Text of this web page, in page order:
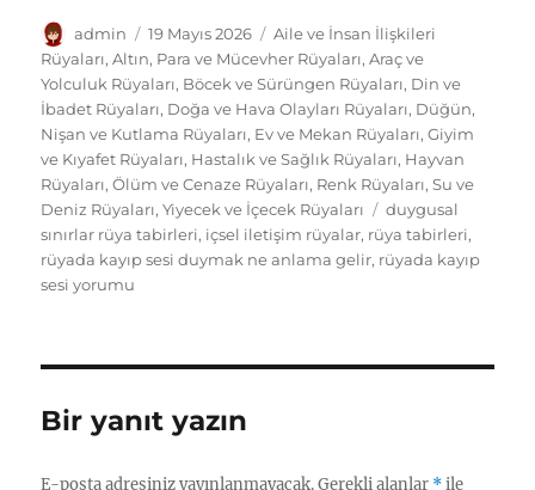
Yazar
admin
Yayın
tarihi
19 Mayıs 2026 Kategoriler
Aile ve İnsan İlişkileri
Rüyaları,Altın, Para ve Mücevher Rüyaları,Araç ve
Yolculuk Rüyaları, Böcek ve Sürüngen Rüyaları, Din ve
İbadet Rüyaları, Doğa ve Hava Olayları Rüyaları, Düğün,
Nişan ve Kutlama Rüyaları, Ev ve Mekan Rüyaları,Giyim
ve Kıyafet Rüyaları, Hastalık ve Sağlık Rüyaları, Hayvan
Rüyaları,Ölüm ve Cenaze Rüyaları, Renk Rüyaları,Su ve
Deniz Rüyaları,Yiyecek ve İçecek Rüyaları Etiketler
duygusal
sınırlar rüya tabirleri, içsel iletişim rüyalar, rüya tabirleri,
rüyada kayıp sesi duymak ne anlama gelir, rüyada kayıp
sesi yorumu
Bir yanıt yazın
E-posta adresiniz yayınlanmayacak. Gerekli alanlar *ile